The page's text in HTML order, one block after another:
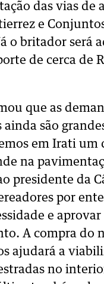
das vias de
e
o britador será
de cerca de
que as
são
em Irati um
na
presidente da
por
e aprovar
A compra do
ajudará a
no